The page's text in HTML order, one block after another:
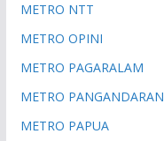
METRO NTT
METRO OPINI
METRO PAGARALAM
METRO PANGANDARAN
METRO PAPUA